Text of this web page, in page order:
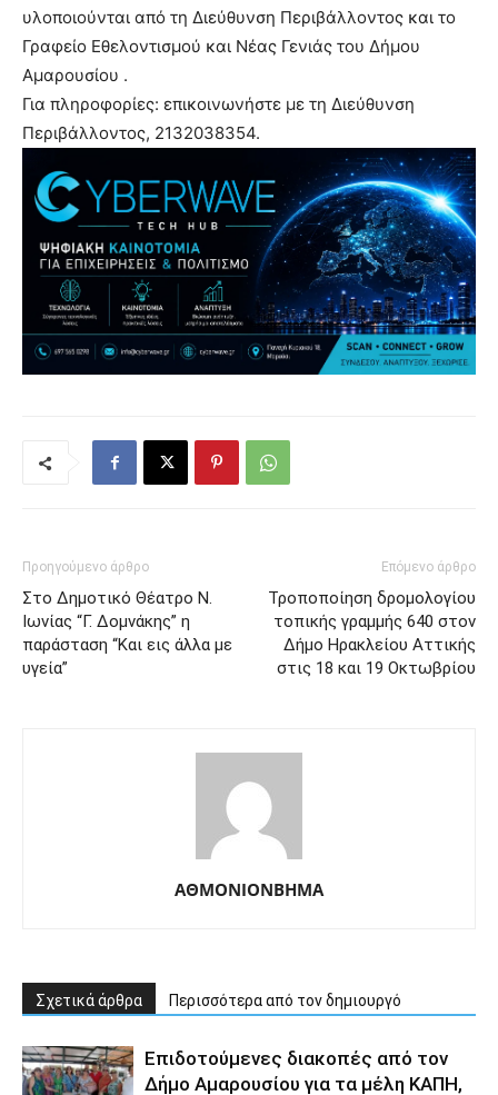
υλοποιούνται από τη Διεύθυνση Περιβάλλοντος και το
Γραφείο Εθελοντισμού και Νέας Γενιάς του Δήμου
Αμαρουσίου .
Για πληροφορίες: επικοινωνήστε με τη Διεύθυνση
Περιβάλλοντος, 2132038354.
Προηγούμενο άρθρο
Στο Δημοτικό Θέατρο Ν.
Ιωνίας “Γ. Δομνάκης” η
παράσταση “Και εις άλλα με
υγεία”
Επόμενο άρθρο
Τροποποίηση δρομολογίου
τοπικής γραμμής 640 στον
Δήμο Ηρακλείου Αττικής
στις 18 και 19 Οκτωβρίου
ΑΘΜΟΝΙΟΝΒΗΜΑ
Σχετικά άρθρα Περισσότερα από τον δημιουργό
Επιδοτούμενες διακοπές από τον
Δήμο Αμαρουσίου για τα μέλη ΚΑΠΗ,